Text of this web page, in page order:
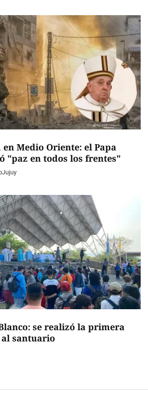
en Medio Oriente: el Papa
"paz en todos los frentes"
se realizó la primera
santuario